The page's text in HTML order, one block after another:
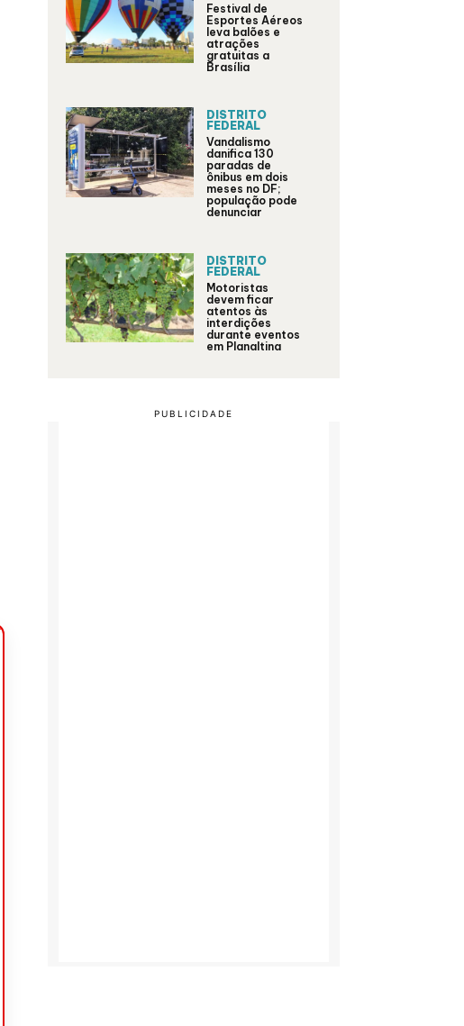
Festival de
Esportes Aéreos
leva balões e
atrações
gratuitas a
Brasília
DISTRITO
FEDERAL
Vandalismo
danifica 130
paradas de
ônibus em dois
meses no DF;
população pode
denunciar
DISTRITO
FEDERAL
Motoristas
devem ficar
atentos às
interdições
durante eventos
em Planaltina